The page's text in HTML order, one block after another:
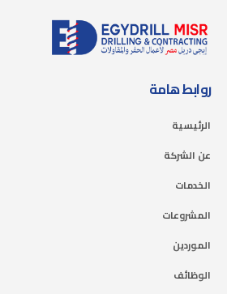
روابط هامة
الرئيسية
عن الشركة
الخدمات
المشروعات
الموردين
الوظائف